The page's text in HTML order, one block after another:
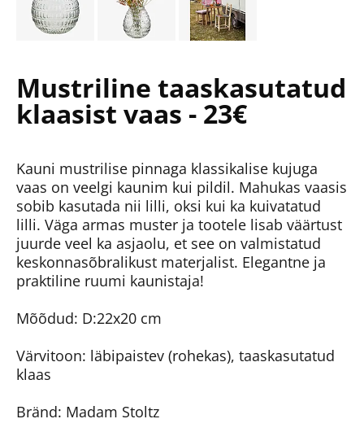
Mustriline taaskasutatud
klaasist vaas - 23€
Kauni mustrilise pinnaga klassikalise kujuga
vaas on veelgi kaunim kui pildil. Mahukas vaasis
sobib kasutada nii lilli, oksi kui ka kuivatatud
lilli. Väga armas muster ja tootele lisab väärtust
juurde veel ka asjaolu, et see on valmistatud
keskonnasõbralikust materjalist. Elegantne ja
praktiline ruumi kaunistaja!
Mõõdud: D:22x20 cm
Värvitoon: läbipaistev (rohekas), taaskasutatud
klaas
Bränd: Madam Stoltz